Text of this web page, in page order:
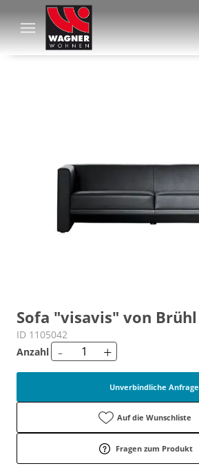
Sofa "visavis" von Brühl
ID 1105042
Anzahl
- +
Unverbindliche Anfrage
Auf die Wunschliste
Fragen zum Produkt